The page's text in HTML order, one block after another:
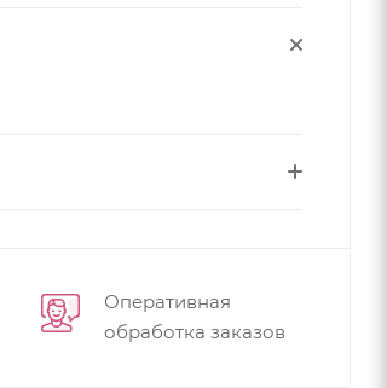
Оперативная
обработка заказов